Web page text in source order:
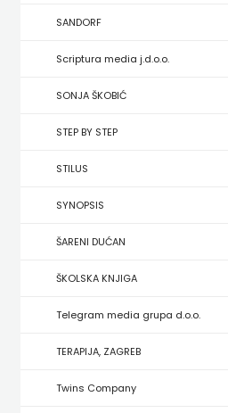
HRVATSKA
MLADINSKA
KNJIGA
MOZAIK
MOZAIK
KNJIGA
NAKLADA
BEGEN
NAKLADA
BENEDIKTA
NAKLADA
SANDORF
Scriptura media j.d.o.o.
SONJA ŠKOBIĆ
STEP BY STEP
STILUS
SYNOPSIS
ŠARENI DUĆAN
ŠKOLSKA KNJIGA
Telegram media grupa d.o.o.
TERAPIJA, ZAGREB
Twins Company